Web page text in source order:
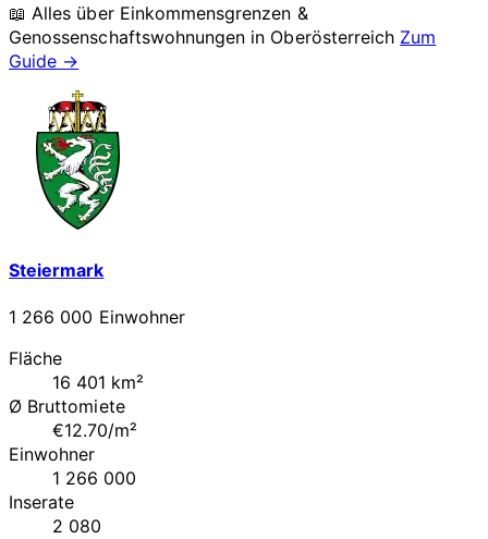
📖 Alles über Einkommensgrenzen &
Genossenschaftswohnungen in Oberösterreich Zum
Guide →
Steiermark
1 266 000 Einwohner
Fläche
16 401 km²
Ø Bruttomiete
€12.70/m²
Einwohner
1 266 000
Inserate
2 080